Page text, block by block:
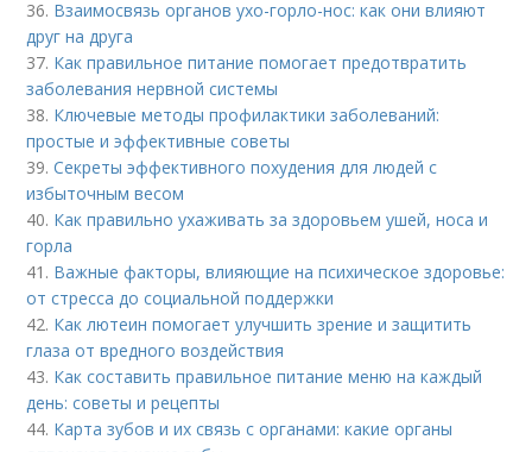
36. Взаимосвязь органов ухо-горло-нос: как они влияют
друг на друга
37. Как правильное питание помогает предотвратить
заболевания нервной системы
38. Ключевые методы профилактики заболеваний:
простые и эффективные советы
39.Секреты эффективного похудения для людей с
избыточным весом
40. Как правильно ухаживать за здоровьем ушей, носа и
горла
41. Важные факторы, влияющие на психическое здоровье:
от стресса до социальной поддержки
42. Как лютеин помогает улучшить зрение и защитить
глаза от вредного воздействия
43. Как составить правильное питание меню на каждый
день: советы и рецепты
44. Карта зубов и их связь с органами: какие органы